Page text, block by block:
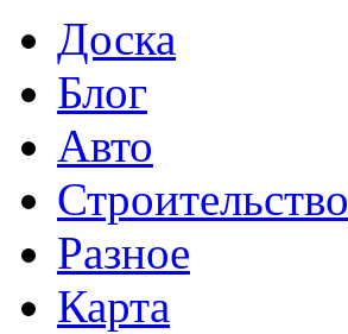
Доска
Блог
Авто
Строительство
Разное
Карта